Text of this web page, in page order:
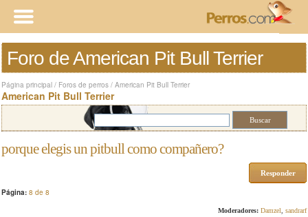
Foro de American Pit Bull Terrier
Página principal / Foros de perros / American Pit Bull Terrier
American Pit Bull Terrier
porque elegis un pitbull como compañero?
Responder
Página: 8 de 8
Moderadores: Damzel sandrarf